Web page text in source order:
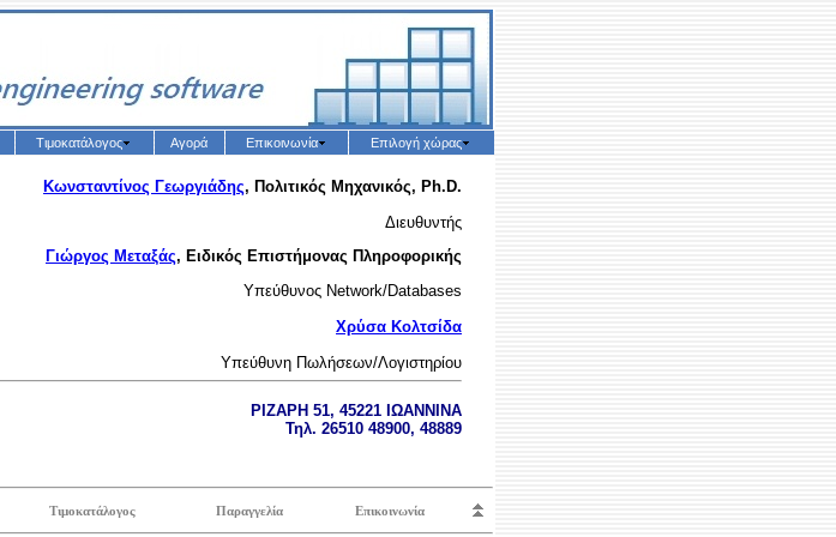
Τιμοκατάλογος Αγορά Επικοινωνία Επιλογή χώρας
Κωνσταντίνος Γεωργιάδης, Πολιτικός Μηχανικός, Ph.D.
Διευθυντής
Γιώργος Μεταξάς, Ειδικός Επιστήμονας Πληροφορικής
Υπεύθυνος Network/Databases
Χρύσα Κολτσίδα
Υπεύθυνη Πωλήσεων/Λογιστηρίου
ΡΙΖΑΡΗ 51, 45221 ΙΩΑΝΝΙΝΑ
Τηλ. 26510 48900, 48889
Τιμοκατάλογος Παραγγελία Επικοινωνία